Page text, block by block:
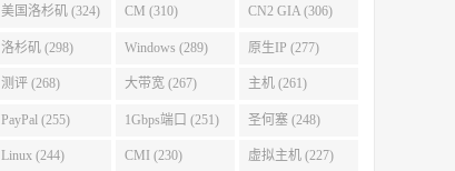
美国洛杉矶 (324) CM (310) CN2 GIA (306)
洛杉矶 (298) Windows (289) 原生IP (277)
测评 (268) 大带宽 (267) 主机 (261)
PayPal (255) 1Gbps端口 (251) 圣何塞 (248)
Linux (244) CMI (230) 虚拟主机 (227)